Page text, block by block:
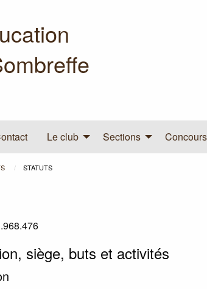
Le club Sections Concours
STATUTS
siège, buts et activités